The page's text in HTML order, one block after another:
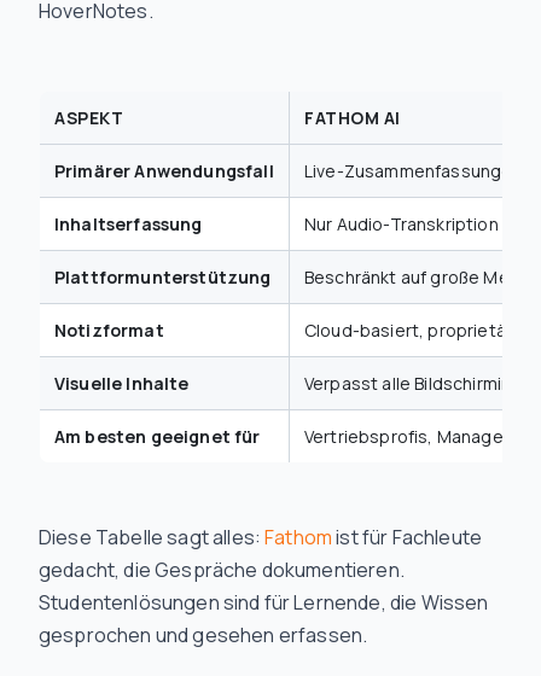
HoverNotes.
ASPEKT FATHOM AI
Primärer Anwendungsfall Live-Zusammenfassungen
Inhaltserfassung Nur Audio-Transkription
Plattformunterstützung Beschränkt auf große
Notizformat Cloud-basiert, proprietäres
Visuelle Inhalte Verpasst alle
Am besten geeignet für Vertriebsprofis, Manager
Diese Tabelle sagt alles:Fathomist für Fachleute
gedacht, die Gespräche dokumentieren.
Studentenlösungen sind für Lernende, die Wissen
gesprochen undgesehen erfassen.